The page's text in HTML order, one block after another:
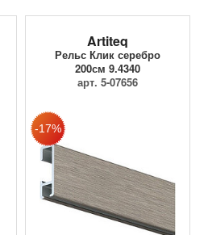
Artiteq
Рельс Клик серебро
200см 9.4340
арт. 5-07656